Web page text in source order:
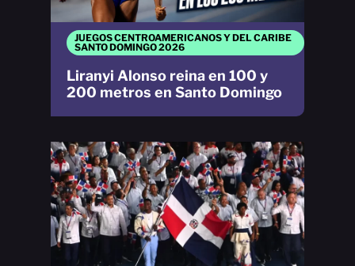
JUEGOS CENTROAMERICANOS Y DEL CARIBE
SANTO DOMINGO 2026
Liranyi Alonso reina en 100 y
200 metros en Santo Domingo